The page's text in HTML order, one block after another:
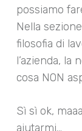
possiamo
Nella
filosofia di
l’azienda,
cosa NON
Sì sì ok,
aiutarmi…